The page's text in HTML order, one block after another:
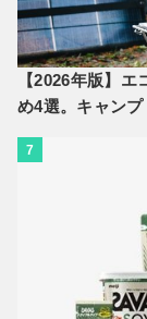
【2026年版】
め4選。キャン
7